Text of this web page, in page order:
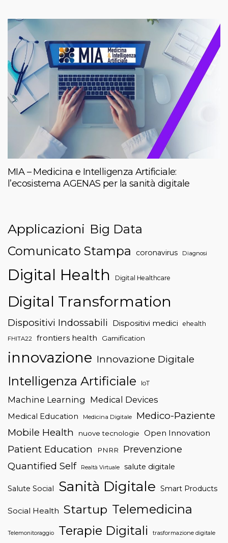
MIA – Medicina e Intelligenza Artificiale:
l’ecosistema AGENAS per la sanità digitale
Applicazioni Big Data
Comunicato Stampa
coronavirus Diagnosi
Digital Health Digital Healthcare
Digital Transformation
Dispositivi Indossabili Dispositivi medici ehealth
FHITA22 frontiers health Gamification
innovazione Innovazione Digitale
Intelligenza Artificiale IoT
Machine Learning Medical Devices
Medical Education Medicina Digitale
Medico-Paziente
Mobile Health
nuove tecnologie Open Innovation
Patient Education PNRR
Prevenzione
Quantified Self
Realtà Virtuale salute digitale
Salute Social Sanità Digitale Smart Products
Social Health Startup Telemedicina
Telemonitoraggio Terapie Digitali trasformazione digitale